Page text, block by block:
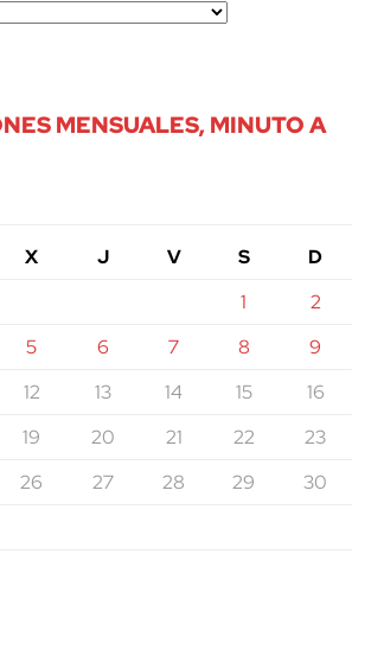
MENSUALES, MINUTO A
X J V S
D
1
2
5 6 7 8
9
12 13 14 15
16
19 20 21 22
23
26 27 28 29
30